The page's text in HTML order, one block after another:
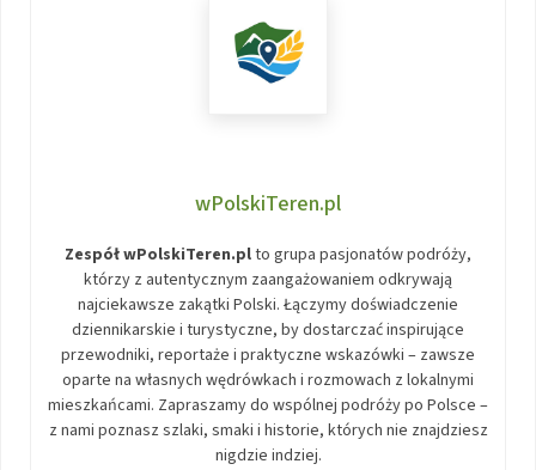
wPolskiTeren.pl
Zespół wPolskiTeren.plto grupa pasjonatów podróży,
którzy z autentycznym zaangażowaniem odkrywają
najciekawsze zakątki Polski. Łączymy doświadczenie
dziennikarskie i turystyczne, by dostarczać inspirujące
przewodniki, reportaże i praktyczne wskazówki – zawsze
oparte na własnych wędrówkach i rozmowach z lokalnymi
mieszkańcami. Zapraszamy do wspólnej podróży po Polsce –
z nami poznasz szlaki, smaki i historie, których nie znajdziesz
nigdzie indziej.